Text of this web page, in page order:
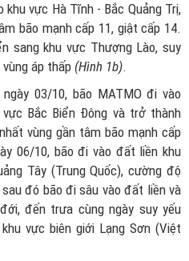
vực Hà Tĩnh - Bắc Quảng Trị,
bão mạnh cấp 11, giật cấp 14.
sang khu vực Thượng Lào, suy
áp thấp (Hình 1b).
ngày 03/10, bão MATMO đi vào
Bắc Biển Đông và trở thành
vùng gần tâm bão mạnh cấp
06/10, bão đi vào đất liền khu
Tây (Trung Quốc), cường độ
đó bão đi sâu vào đất liền và
đến trưa cùng ngày suy yếu
vực biên giới Lạng Sơn (Việt